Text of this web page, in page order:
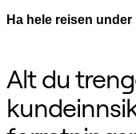
Løsninger
Ha hele reisen
Alt du